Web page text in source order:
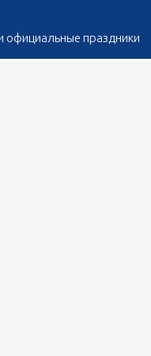
официальные праздники